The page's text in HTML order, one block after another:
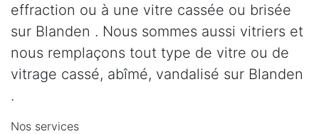
effraction ou à une vitre cassée ou brisée
sur Blanden . Nous sommes aussi vitriers et
nous remplaçons tout type de vitre ou de
vitrage cassé, abîmé, vandalisé sur Blanden
.
Nos services